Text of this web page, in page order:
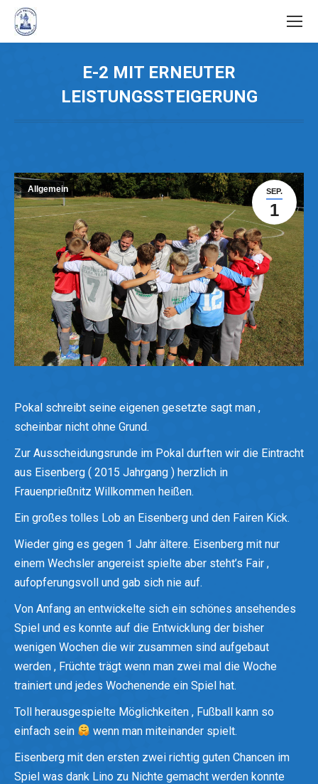
E-2 MIT ERNEUTER
LEISTUNGSSTEIGERUNG
SEP.
1
Allgemein
Pokal schreibt seine eigenen gesetzte sagt man ,
scheinbar nicht ohne Grund.
Zur Ausscheidungsrunde im Pokal durften wir die Eintracht
aus Eisenberg ( 2015 Jahrgang ) herzlich in
Frauenprießnitz Willkommen heißen.
Ein großes tolles Lob an Eisenberg und den Fairen Kick.
Wieder ging es gegen 1 Jahr ältere. Eisenberg mit nur
einem Wechsler angereist spielte aber steht’s Fair ,
aufopferungsvoll und gab sich nie auf.
Von Anfang an entwickelte sich ein schönes ansehendes
Spiel und es konnte auf die Entwicklung der bisher
wenigen Wochen die wir zusammen sind aufgebaut
werden , Früchte trägt wenn man zwei mal die Woche
trainiert und jedes Wochenende ein Spiel hat.
Toll herausgespielte Möglichkeiten , Fußball kann so
einfach sein
wenn man miteinander spielt.
Eisenberg mit den ersten zwei richtig guten Chancen im
Spiel was dank Lino zu Nichte gemacht werden konnte